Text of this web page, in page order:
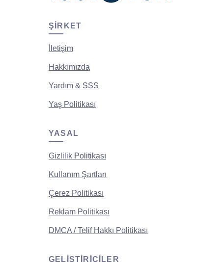
ŞIRKET
İletişim
Hakkımızda
Yardım & SSS
Yaş Politikası
YASAL
Gizlilik Politikası
Kullanım Şartları
Çerez Politikası
Reklam Politikası
DMCA / Telif Hakkı Politikası
GELIŞTIRICILER